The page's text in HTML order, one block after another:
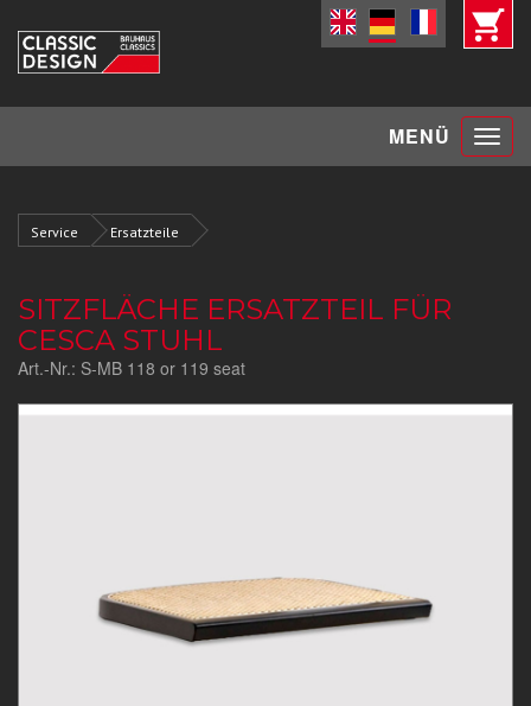
MENÜ Toggle
Service Ersatzteile
SITZFLÄCHE ERSATZTEIL FÜR
CESCA STUHL
Art.-Nr.: S-MB 118 or 119 seat